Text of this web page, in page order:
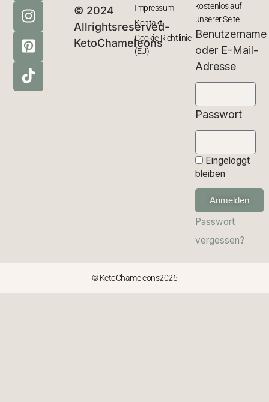
© 2024
Allrightsreserved-
KetoChameleons
Impressum
Kontakt
Cookie-Richtlinie
(EU)
kostenlos auf
unserer Seite
Benutzername
oder E-Mail-
Adresse
Passwort
Eingeloggt
bleiben
Anmelden
Passwort
vergessen?
© KetoChameleons2026